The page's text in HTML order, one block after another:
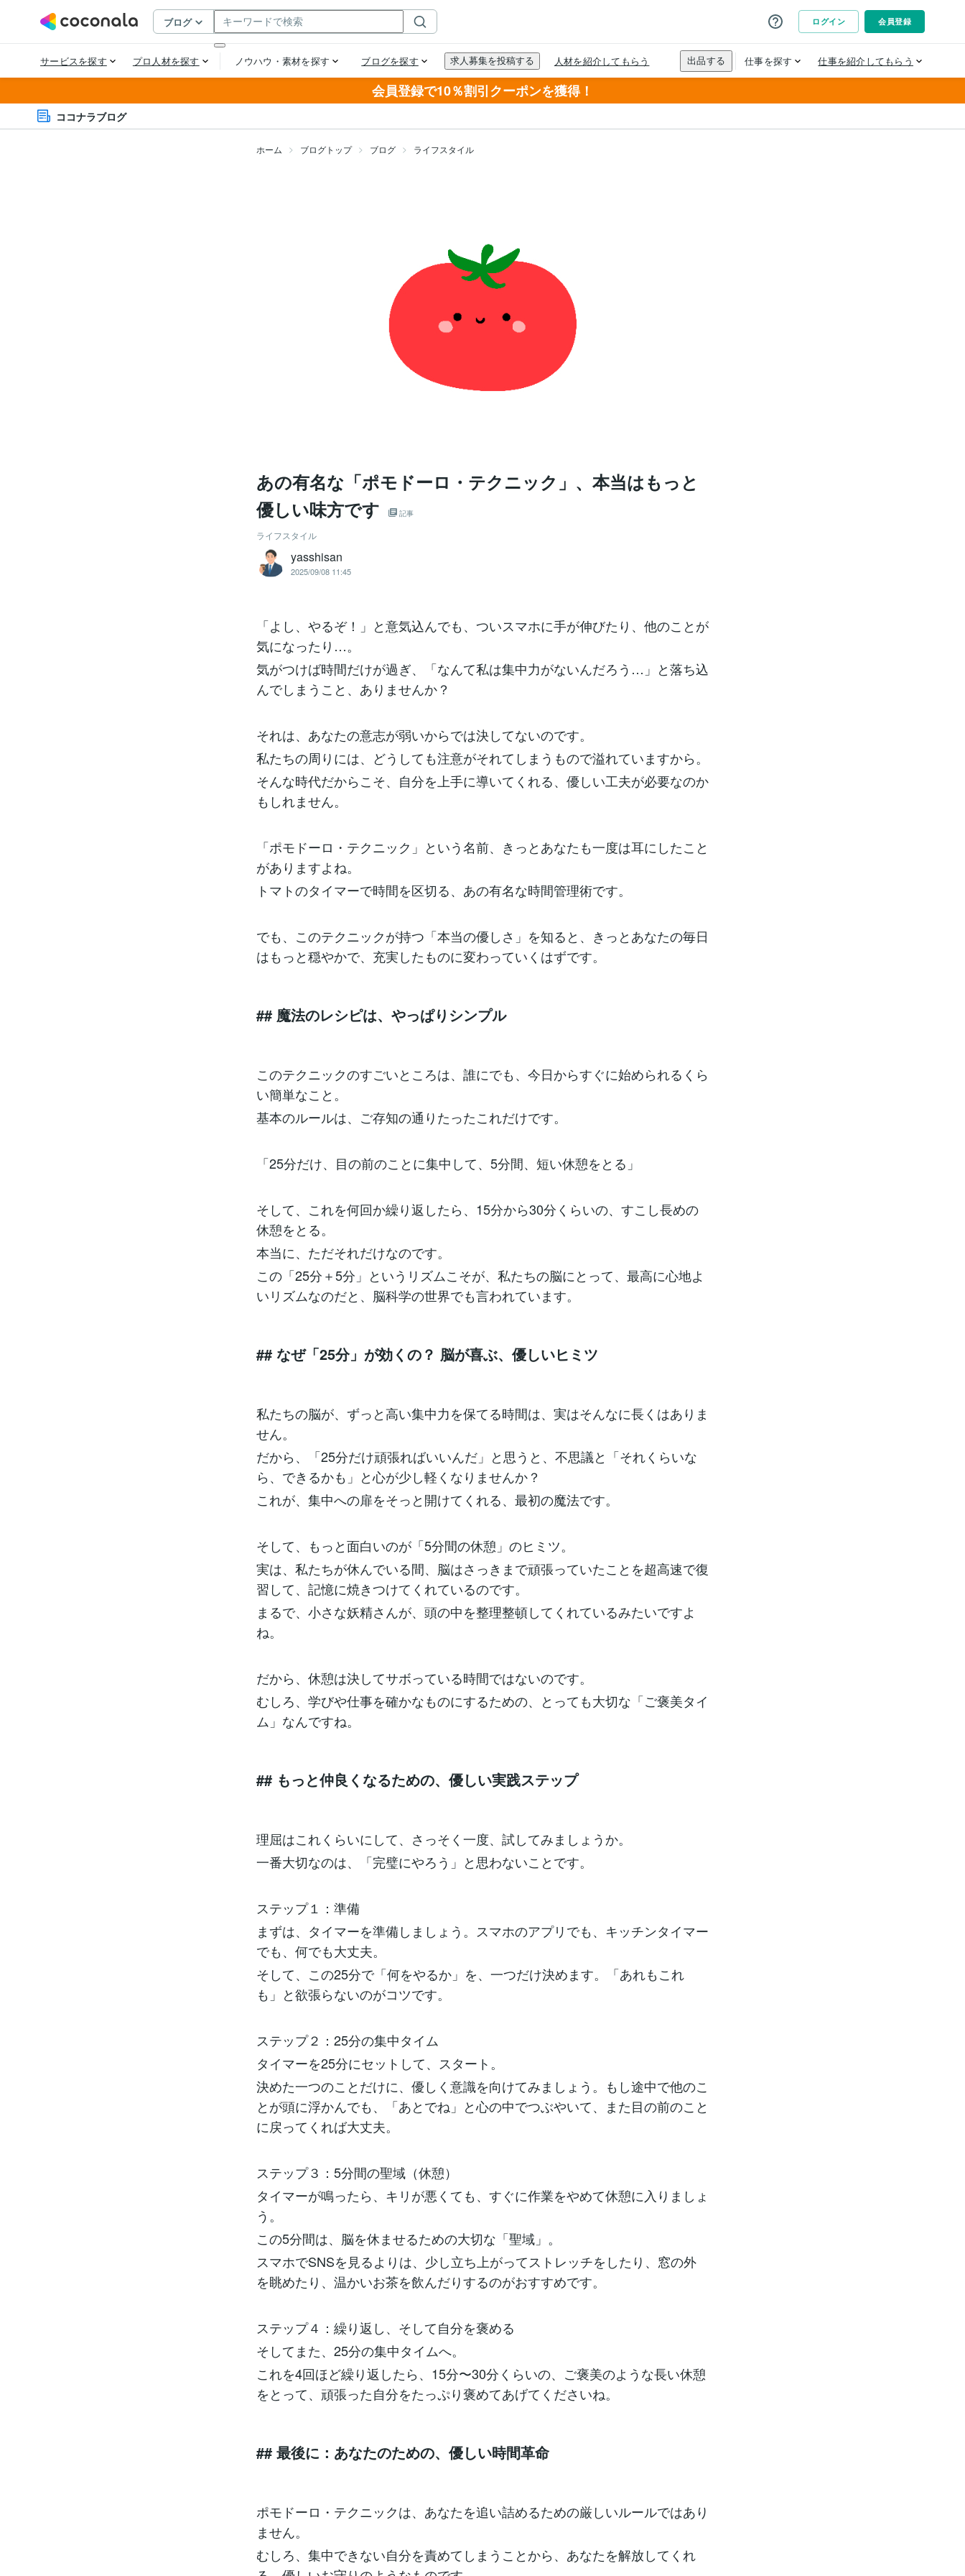
会員登録で10％割引クーポンを獲得！
ココナラブログ
ホーム ブログトップ ブログ ライフスタイル
あの有名な「ポモドーロ・テクニック」、本当はもっと
優しい味方です
記事
ライフスタイル
yasshisan
2025/09/08 11:45
「よし、やるぞ！」と意気込んでも、ついスマホに手が伸びたり、他のことが
気になったり…。
気がつけば時間だけが過ぎ、「なんて私は集中力がないんだろう…」と落ち込
んでしまうこと、ありませんか？
それは、あなたの意志が弱いからでは決してないのです。
私たちの周りには、どうしても注意がそれてしまうもので溢れていますから。
そんな時代だからこそ、自分を上手に導いてくれる、優しい工夫が必要なのか
もしれません。
「ポモドーロ・テクニック」という名前、きっとあなたも一度は耳にしたこと
がありますよね。
トマトのタイマーで時間を区切る、あの有名な時間管理術です。
でも、このテクニックが持つ「本当の優しさ」を知ると、きっとあなたの毎日
はもっと穏やかで、充実したものに変わっていくはずです。
## 魔法のレシピは、やっぱりシンプル
このテクニックのすごいところは、誰にでも、今日からすぐに始められるくら
い簡単なこと。
基本のルールは、ご存知の通りたったこれだけです。
「25分だけ、目の前のことに集中して、5分間、短い休憩をとる」
そして、これを何回か繰り返したら、15分から30分くらいの、すこし長めの
休憩をとる。
本当に、ただそれだけなのです。
この「25分＋5分」というリズムこそが、私たちの脳にとって、最高に心地よ
いリズムなのだと、脳科学の世界でも言われています。
## なぜ「25分」が効くの？ 脳が喜ぶ、優しいヒミツ
私たちの脳が、ずっと高い集中力を保てる時間は、実はそんなに長くはありま
せん。
だから、「25分だけ頑張ればいいんだ」と思うと、不思議と「それくらいな
ら、できるかも」と心が少し軽くなりませんか？
これが、集中への扉をそっと開けてくれる、最初の魔法です。
そして、もっと面白いのが「5分間の休憩」のヒミツ。
実は、私たちが休んでいる間、脳はさっきまで頑張っていたことを超高速で復
習して、記憶に焼きつけてくれているのです。
まるで、小さな妖精さんが、頭の中を整理整頓してくれているみたいですよ
ね。
だから、休憩は決してサボっている時間ではないのです。
むしろ、学びや仕事を確かなものにするための、とっても大切な「ご褒美タイ
ム」なんですね。
## もっと仲良くなるための、優しい実践ステップ
理屈はこれくらいにして、さっそく一度、試してみましょうか。
一番大切なのは、「完璧にやろう」と思わないことです。
ステップ１：準備
まずは、タイマーを準備しましょう。スマホのアプリでも、キッチンタイマー
でも、何でも大丈夫。
そして、この25分で「何をやるか」を、一つだけ決めます。「あれもこれ
も」と欲張らないのがコツです。
ステップ２：25分の集中タイム
タイマーを25分にセットして、スタート。
決めた一つのことだけに、優しく意識を向けてみましょう。もし途中で他のこ
とが頭に浮かんでも、「あとでね」と心の中でつぶやいて、また目の前のこと
に戻ってくれば大丈夫。
ステップ３：5分間の聖域（休憩）
タイマーが鳴ったら、キリが悪くても、すぐに作業をやめて休憩に入りましょ
う。
この5分間は、脳を休ませるための大切な「聖域」。
スマホでSNSを見るよりは、少し立ち上がってストレッチをしたり、窓の外
を眺めたり、温かいお茶を飲んだりするのがおすすめです。
ステップ４：繰り返し、そして自分を褒める
そしてまた、25分の集中タイムへ。
これを4回ほど繰り返したら、15分〜30分くらいの、ご褒美のような長い休憩
をとって、頑張った自分をたっぷり褒めてあげてくださいね。
## 最後に：あなたのための、優しい時間革命
ポモドーロ・テクニックは、あなたを追い詰めるための厳しいルールではあり
ません。
むしろ、集中できない自分を責めてしまうことから、あなたを解放してくれ